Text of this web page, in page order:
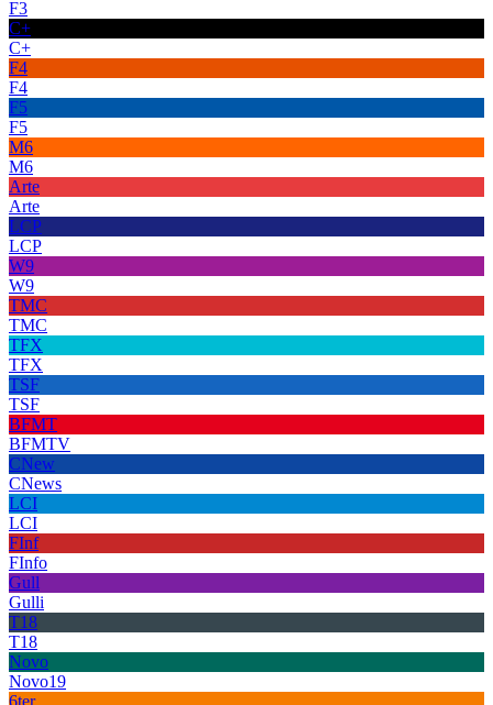
F3
C+
C+
F4
F4
F5
F5
M6
M6
Arte
Arte
LCP
LCP
W9
W9
TMC
TMC
TFX
TFX
TSF
TSF
BFMT
BFMTV
CNew
CNews
LCI
LCI
FInf
FInfo
Gull
Gulli
T18
T18
Novo
Novo19
6ter